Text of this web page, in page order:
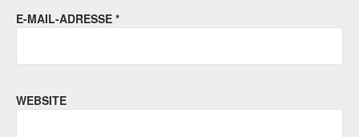
E-MAIL-ADRESSE *
WEBSITE